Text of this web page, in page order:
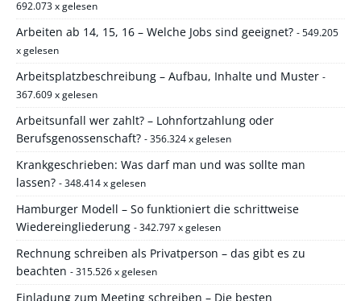
692.073 x gelesen
Arbeiten ab 14, 15, 16 – Welche Jobs sind geeignet? - 549.205
x gelesen
Arbeitsplatzbeschreibung – Aufbau, Inhalte und Muster -
367.609 x gelesen
Arbeitsunfall wer zahlt? – Lohnfortzahlung oder
Berufsgenossenschaft? - 356.324 x gelesen
Krankgeschrieben: Was darf man und was sollte man
lassen? - 348.414 x gelesen
Hamburger Modell – So funktioniert die schrittweise
Wiedereingliederung - 342.797 x gelesen
Rechnung schreiben als Privatperson – das gibt es zu
beachten - 315.526 x gelesen
Einladung zum Meeting schreiben – Die besten